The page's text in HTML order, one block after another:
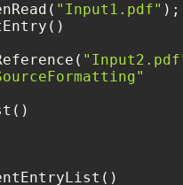
"Input1.pdf"